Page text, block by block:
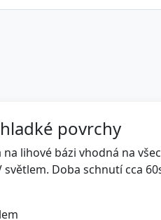
hladké povrchy
lihové bázi vhodná na
Doba schnutí cca